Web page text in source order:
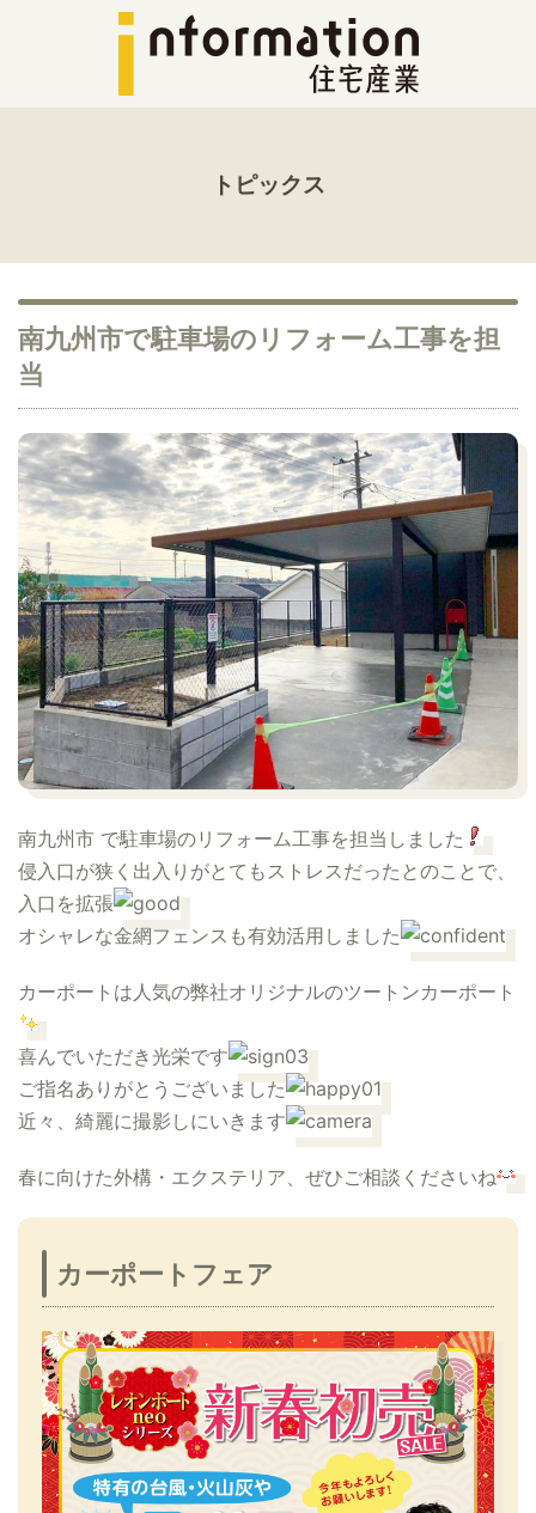
トピックス
南九州市で駐車場のリフォーム工事を担
当
南九州市 で駐車場のリフォーム工事を担当しました
侵入口が狭く出入りがとてもストレスだったとのことで、
入口を拡張
オシャレな金網フェンスも有効活用しました
カーポートは人気の弊社オリジナルのツートンカーポート
喜んでいただき光栄です
ご指名ありがとうございました
近々、綺麗に撮影しにいきます
春に向けた外構・エクステリア、ぜひご相談くださいね
カーポートフェア